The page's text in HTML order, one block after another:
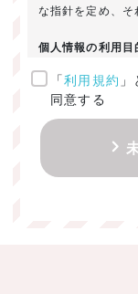
な指針を定め、そ
個人情報の利用目
ご提供いただき
たします。
・お問い合わせ
・当社のお客様
・本人確認
・サービスの開
「利用規約
同意する